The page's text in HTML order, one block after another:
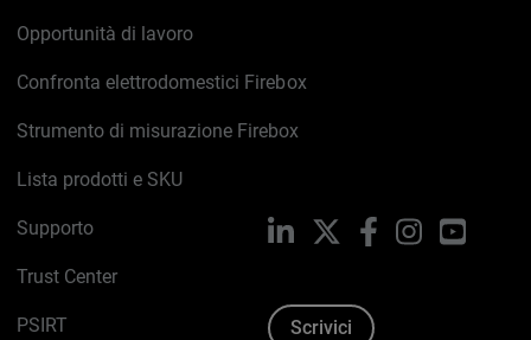
Opportunità di lavoro
Confronta elettrodomestici Firebox
Strumento di misurazione Firebox
Lista prodotti e SKU
Supporto
Trust Center
PSIRT
LinkedIn FacebookInstagram
Scrivici